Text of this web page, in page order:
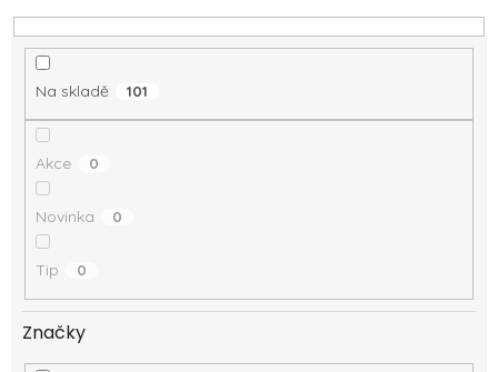
u
Na skladě 101
Akce 0
Novinka 0
Tip 0
Značky